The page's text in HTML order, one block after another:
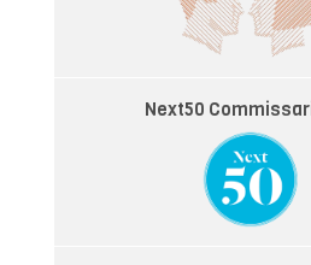
Next50